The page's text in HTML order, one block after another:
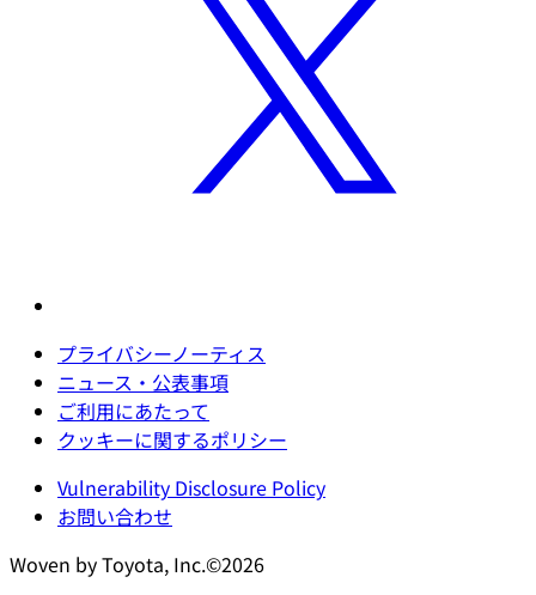
プライバシーノーティス
ニュース・公表事項
ご利用にあたって
クッキーに関するポリシー
Vulnerability Disclosure Policy
お問い合わせ
Woven by Toyota, Inc.©2026